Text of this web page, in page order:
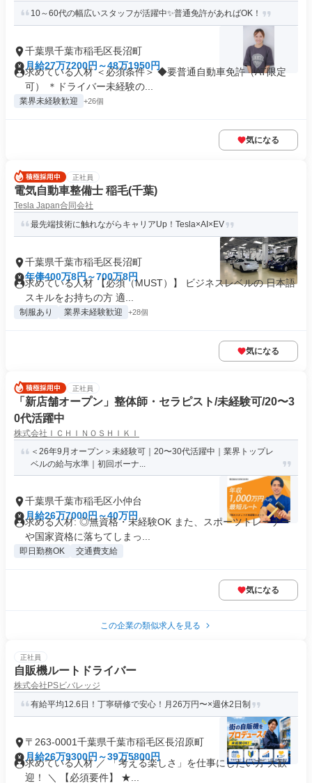
10～60代の幅広いスタッフが活躍中✨普通免許があればOK！
千葉県千葉市稲毛区長沼町
月給27万7200円～48万1950円
求めている人材 ＜必須条件＞ ◆要普通自動車免許（AT限定
可） ＊ドライバー未経験の...
業界未経験歓迎 +26個
気になる
正社員
電気自動車整備士 稲毛(千葉)
Tesla Japan合同会社
最先端技術に触れながらキャリアUp！Tesla×AI×EV
千葉県千葉市稲毛区長沼町
年俸400万8円～700万8円
求めている人材 【必須（MUST）】 ビジネスレベルの 日本語
スキルをお持ちの方 適...
制服あり 業界未経験歓迎 +28個
気になる
正社員
「新店舗オープン」整体師・セラピスト/未経験可/20〜3
0代活躍中
株式会社ＩＣＨＩＮＯＳＨＩＫＩ
＜26年9月オープン＞未経験可｜20〜30代活躍中｜業界トップレ
ベルの給与水準｜初回ボーナ...
千葉県千葉市稲毛区小仲台
月給26万7000円～40万円
求める人材: ◎無資格・未経験OK また、スポーツトレーナー
や国家資格に落ちてしまっ...
即日勤務OK 交通費支給
気になる
この企業の類似求人を見る
正社員
自販機ルートドライバー
株式会社PSビバレッジ
有給平均12.6日！丁寧研修で安心！月26万円〜×週休2日制
〒263-0001千葉県千葉市稲毛区長沼原町
月給26万9300円～39万5800円
求めている人材 ／ 「考える楽しさ」を仕事にしたい方 大歓
迎！ ＼ 【必須要件】 ★...